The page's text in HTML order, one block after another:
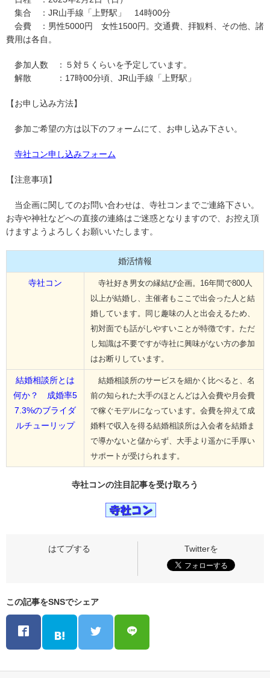
集合 ：JR山手線「上野駅」 14時00分
会費 ：男性5000円 女性1500円。交通費、拝観料、その他、諸
費用は各自。
参加人数 ：５対５くらいを予定しています。
解散 ：17時00分頃、JR山手線「上野駅」
【お申し込み方法】
参加ご希望の方は以下のフォームにて、お申し込み下さい。
寺社コン申し込みフォーム
【注意事項】
当企画に関してのお問い合わせは、寺社コンまでご連絡下さい。
お寺や神社などへの直接の連絡はご迷惑となりますので、お控え頂
けますようよろしくお願いいたします。
婚活情報
寺社コン
寺社好き男女の縁結び企画。16年間で800人
以上が結婚し、主催者もここで出会った人と結
婚しています。同じ趣味の人と出会えるため、
初対面でも話がしやすいことが特徴です。ただ
し知識は不要ですが寺社に興味がない方の参加
はお断りしています。
結婚相談所とは
何か？ 成婚率5
7.3%のブライダ
ルチューリップ
結婚相談所のサービスを細かく比べると、名
前の知られた大手のほとんどは入会費や月会費
で稼ぐモデルになっています。会費を抑えて成
婚料で収入を得る結婚相談所は入会者を結婚ま
で導かないと儲からず、大手より遥かに手厚い
サポートが受けられます。
寺社コンの注目記事を受け取ろう
この記事をSNSでシェア